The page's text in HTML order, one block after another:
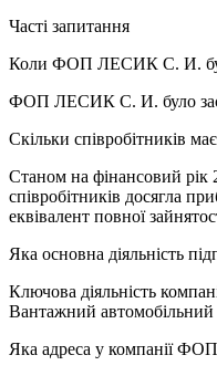
Часті запитання
Коли ФОП ЛЕСИК С. И.
ФОП ЛЕСИК С. И. було
Скільки співробітників має
Станом на фінансовий рік
співробітників досягла
еквівалент повної
Яка основна діяльність
Ключова діяльність
Вантажний автомобільний
Яка адреса у компаніїФОП